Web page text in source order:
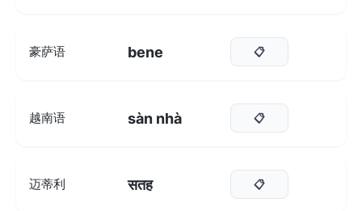
豪萨语 bene 📋
越南语 sàn nhà 📋
迈蒂利 सतह 📋